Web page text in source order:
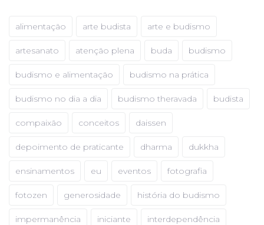
alimentação arte budista arte e budismo
artesanato atenção plena buda budismo
budismo e alimentação budismo na prática
budismo no dia a dia budismo theravada budista
compaixão conceitos daissen
depoimento de praticante dharma dukkha
ensinamentos eu eventos fotografia
fotozen generosidade história do budismo
impermanência iniciante interdependência